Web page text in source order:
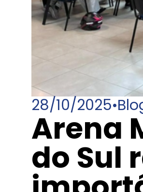
28/10/2025•
Arena
do Sul